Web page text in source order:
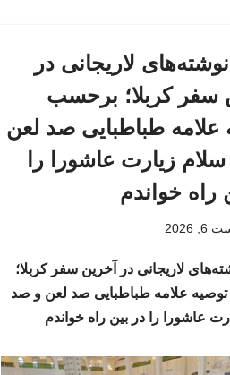
لاریجانی در
سفر کربلا؛ برحسب
علامه طباطبایی صد لعن
زیارت عاشورا را
راه خواندم
2026
لاریجانی در آخرین سفر کربلا؛
علامه طباطبایی صد لعن و صد
عاشورا را در بین راه خواندم